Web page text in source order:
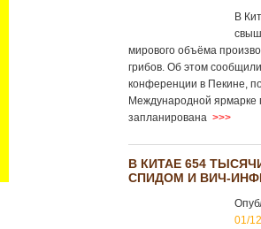
В
мирового объёма
грибов. Об этом
конференции в Пекине,
Международной ярмарке
запланирована >>>
В КИТАЕ 654
СПИДОМ И ВИЧ-
01/